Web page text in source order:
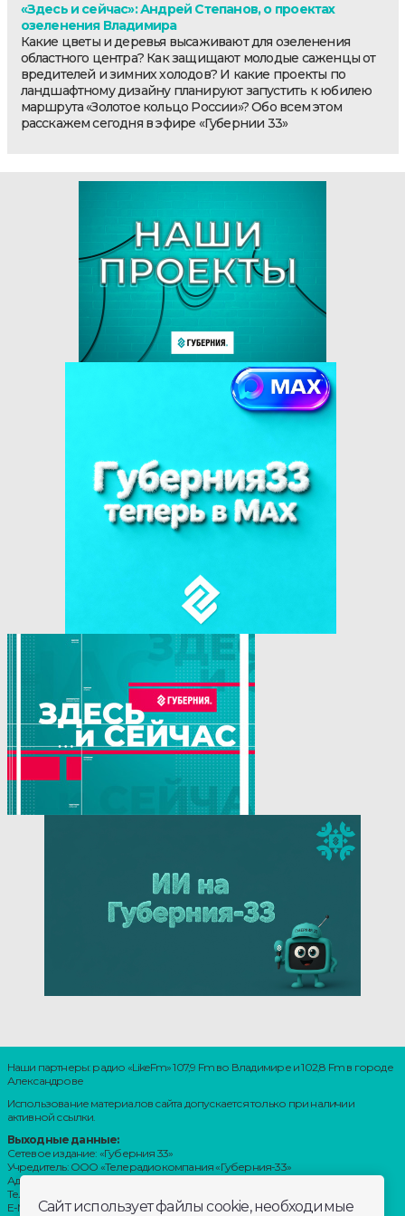
«Здесь и сейчас»: Андрей Степанов, о проектах
озеленения Владимира
Какие цветы и деревья высаживают для озеленения
областного центра? Как защищают молодые саженцы от
вредителей и зимних холодов? И какие проекты по
ландшафтному дизайну планируют запустить к юбилею
маршрута «Золотое кольцо России»? Обо всем этом
расскажем сегодня в эфире «Губернии 33»
Наши партнеры: радио «LikeFm» 107,9 Fm во Владимире и 102,8 Fm в городе
Александрове
Использование материалов сайта допускается только при наличии
активной ссылки.
Выходные данные:
Сетевое издание: «Губерния 33»
Учредитель: ООО «Телерадиокомпания «Губерния-33»
Адрес: Воронцовский переулок, д.4.г. Владимир, 600000
Телефон: 8 (4922) 36-20-36.
E-Mail: news@trc33.ru
Сайт использует файлы cookie, необходимые